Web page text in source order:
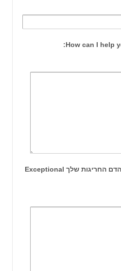
אפשר לקבל את בדיקות הדם החריגות שלך Exceptional